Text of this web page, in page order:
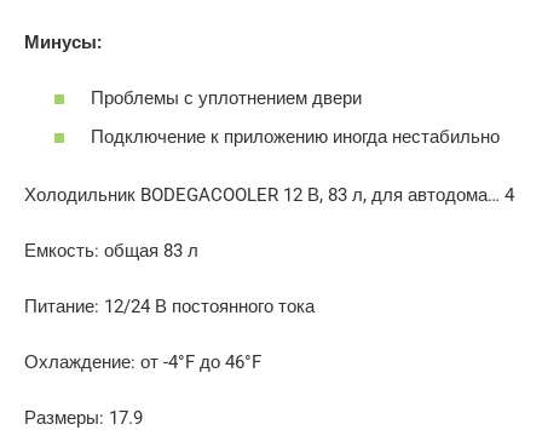
Минусы:
Проблемы с уплотнением двери
Подключение к приложению иногда нестабильно
Холодильник BODEGACOOLER 12 В, 83 л, для автодома… 4
Емкость: общая 83 л
Питание: 12/24 В постоянного тока
Охлаждение: от -4°F до 46°F
Размеры: 17.9